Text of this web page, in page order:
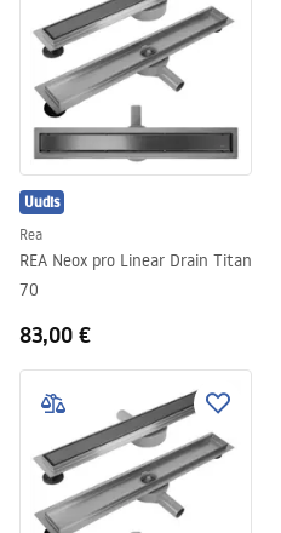
Uudis
Rea
REA Neox pro Linear Drain Titan
70
83,00 €